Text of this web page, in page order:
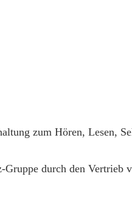
zum Hören, Lesen,
durch den Vertrieb